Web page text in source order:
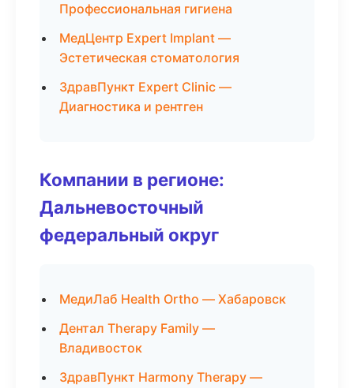
Профессиональная гигиена
МедЦентр Expert Implant —
Эстетическая стоматология
ЗдравПункт Expert Clinic —
Диагностика и рентген
Компании в регионе:
Дальневосточный
федеральный округ
МедиЛаб Health Ortho — Хабаровск
Дентал Therapy Family —
Владивосток
ЗдравПункт Harmony Therapy —